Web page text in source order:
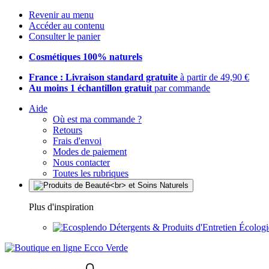
Revenir au menu
Accéder au contenu
Consulter le panier
Cosmétiques 100% naturels
France : Livraison standard gratuite à partir de 49,90 €
Au moins 1 échantillon gratuit par commande
Aide
Où est ma commande ?
Retours
Frais d'envoi
Modes de paiement
Nous contacter
Toutes les rubriques
Plus d'inspiration
Détergents & Produits d'Entretien